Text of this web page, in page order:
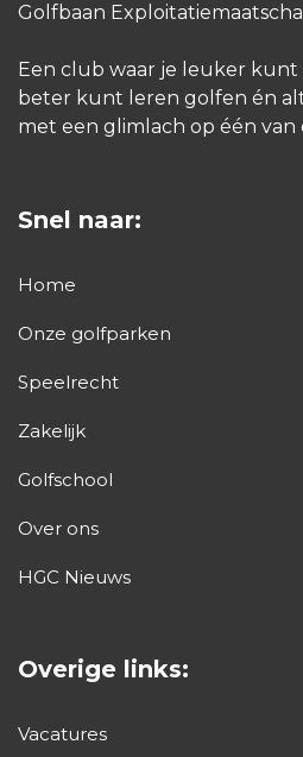
Golfbaan
Een club waar je leuker
beter kunt leren golfen én
met een glimlach op één van
Snel naar:
Home
Onze golfparken
Speelrecht
Zakelijk
Golfschool
Over ons
HGC Nieuws
Overige links:
Vacatures